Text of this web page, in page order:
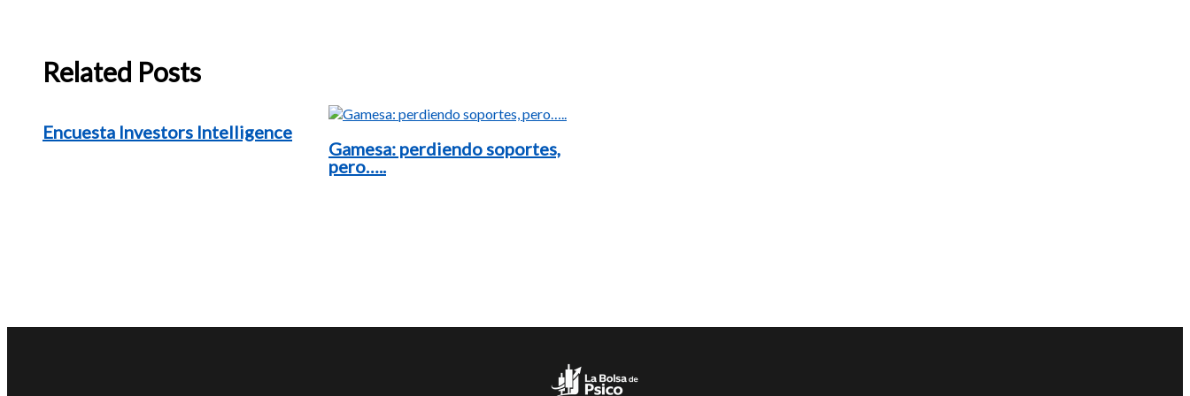
Related Posts
Encuesta Investors Intelligence
Gamesa: perdiendo soportes,
pero…..